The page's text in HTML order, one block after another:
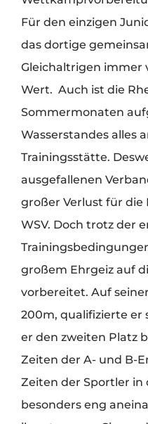
Für den einzigen
das dortige
Gleichaltrigen immer
Wert. Auch ist die
Sommermonaten
Wasserstandes alles
Trainingsstätte.
ausgefallenen
großer Verlust für
WSV. Doch trotz der
großem Ehrgeiz auf
vorbereitet. Auf
200m, qualifizierte er
er den zweiten Platz
Zeiten der A- und B-
Zeiten der Sportler in
besonders eng